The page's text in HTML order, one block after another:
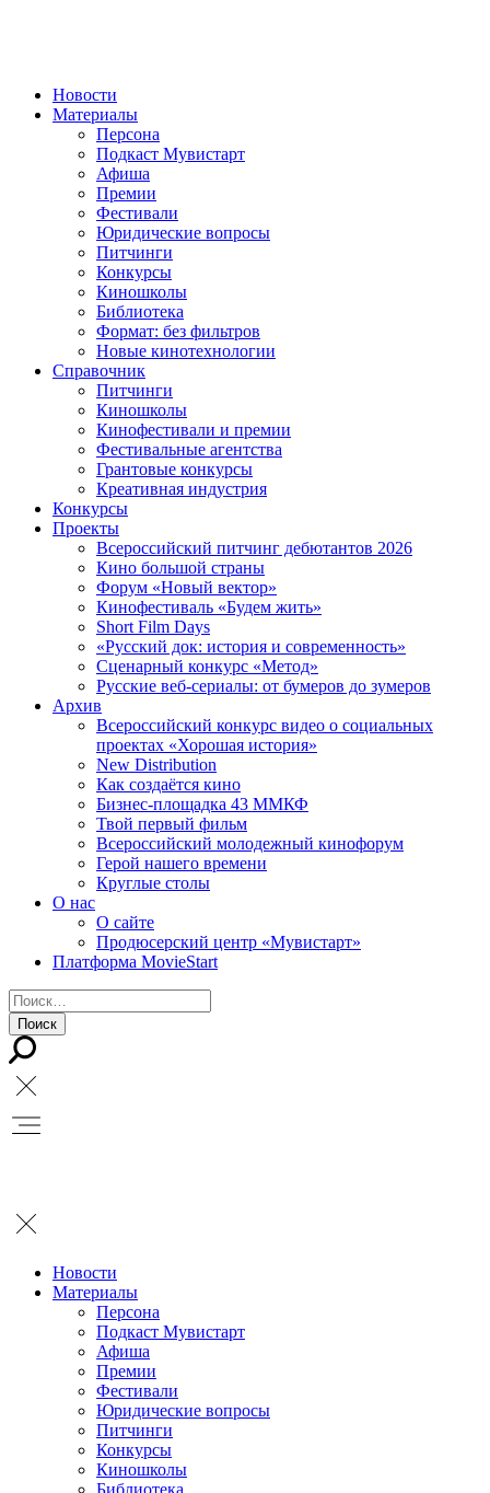
Новости
Материалы
Персона
Подкаст Мувистарт
Афиша
Премии
Фестивали
Юридические вопросы
Питчинги
Конкурсы
Киношколы
Библиотека
Формат: без фильтров
Новые кинотехнологии
Справочник
Питчинги
Киношколы
Кинофестивали и премии
Фестивальные агентства
Грантовые конкурсы
Креативная индустрия
Конкурсы
Проекты
Всероссийский питчинг дебютантов 2026
Кино большой страны
Форум «Новый вектор»
Кинофестиваль «Будем жить»
Short Film Days
«Русский док: история и современность»
Сценарный конкурс «Метод»
Русские веб-сериалы: от бумеров до зумеров
Архив
Всероссийский конкурс видео о социальных
проектах «Хорошая история»
New Distribution
Как создаётся кино
Бизнес-площадка 43 ММКФ
Твой первый фильм
Всероссийский молодежный кинофорум
Герой нашего времени
Круглые столы
О нас
О сайте
Продюсерский центр «Мувистарт»
Платформа MovieStart
Новости
Материалы
Персона
Подкаст Мувистарт
Афиша
Премии
Фестивали
Юридические вопросы
Питчинги
Конкурсы
Киношколы
Библиотека